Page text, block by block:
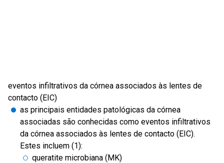
eventos infiltrativos da córnea associados às lentes de
contacto (EIC)
as principais entidades patológicas da córnea
associadas são conhecidas como eventos infiltrativos
da córnea associados às lentes de contacto (EIC).
Estes incluem (1):
queratite microbiana (MK)